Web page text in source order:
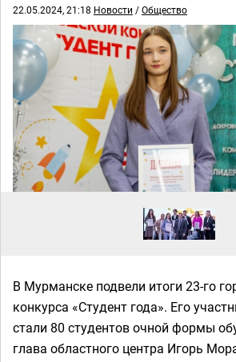
22.05.2024, 21:18 Новости /Общество
В Мурманске подвели итоги 23-го
конкурса «Студент года». Его
стали 80 студентов очной формы
глава областного центра Игорь